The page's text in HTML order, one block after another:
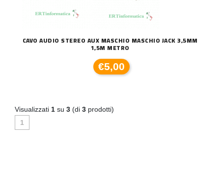
CAVO AUDIO STEREO AUX MASCHIO MASCHIO JACK 3,5MM
1,5M METRO
€5,00
Visualizzati 1 su 3 (di 3 prodotti)
1